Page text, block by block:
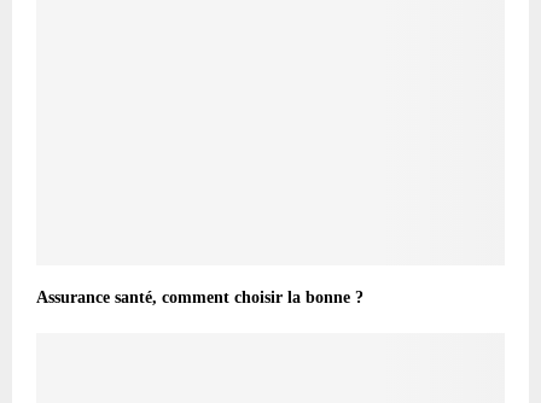
Assurance santé, comment choisir la bonne ?